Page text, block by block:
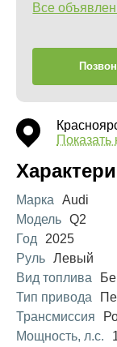
Все
Показать
Марка
Audi
Модель Q2
Год
2025
Руль Левый
Вид топлива
Тип привода
Трансмиссия
Мощность, л.с.